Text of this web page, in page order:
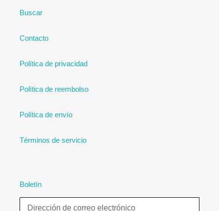
Buscar
Contacto
Política de privacidad
Política de reembolso
Política de envío
Términos de servicio
Boletín